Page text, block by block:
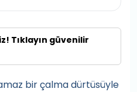
Tıklayın güvenilir
bir çalma dürtüsüyle